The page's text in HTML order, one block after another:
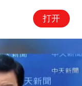
打开